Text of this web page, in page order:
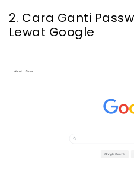
2. Cara Ganti
Lewat Google